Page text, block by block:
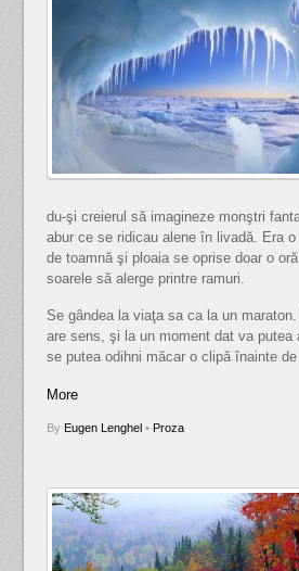
du-şi creierul să imagineze monştri
abur ce se ridicau alene în livadă. Era
de toamnă şi ploaia se oprise doar o
soarele să alerge printre ramuri.
Se gândea la viaţa sa ca la un
are sens, şi la un moment dat va putea
se putea odihni măcar o clipă înainte
More
By Eugen Lenghel • Proza